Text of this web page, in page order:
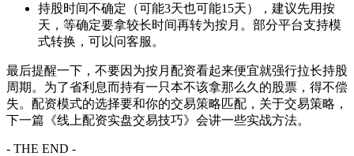
持股时间不确定（可能3天也可能15天），建议先用按
天，等确定要拿较长时间再转为按月。部分平台支持模
式转换，可以问客服。
最后提醒一下，不要因为按月配资看起来便宜就强行拉长持股
周期。为了省利息而持有一只本不该拿那么久的股票，得不偿
失。配资模式的选择要和你的交易策略匹配，关于交易策略，
下一篇《线上配资实盘交易技巧》会讲一些实战方法。
- THE END -